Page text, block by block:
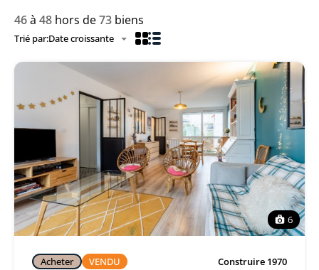
46à 48 hors de73 biens
Trié par:Date croissante
6
Acheter VENDU Construire 1970